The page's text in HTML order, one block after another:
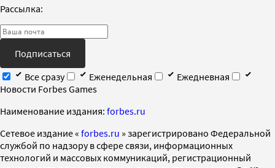
Рассылка:
Подписаться
Все сразу
Еженедельная
Ежедневная
Новости Forbes Games
Наименование издания: forbes.ru
Cетевое издание « forbes.ru » зарегистрировано Федеральной
службой по надзору в сфере связи, информационных
технологий и массовых коммуникаций, регистрационный